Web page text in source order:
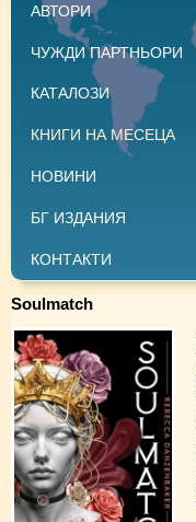
АВТОРИ
ЧУЖДИ ПАРТНЬОРИ
КАТАЛОЗИ
КНИГИ НА МЕСЕЦА
НОВИНИ
БГ ИЗДАНИЯ
КОНТАКТИ
Soulmatch